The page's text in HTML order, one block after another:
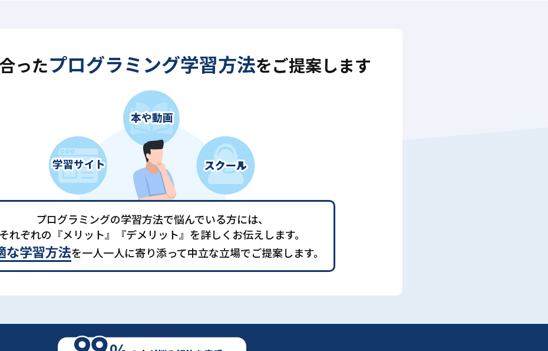
ったプログラミング学習方法をご提案します
プログラミングの学習方法で悩んでいる方には、
それぞれの『メリット』『デメリット』を詳しくお伝えします。
な学習方法を一人一人に寄り添って中立な立場でご提案します。